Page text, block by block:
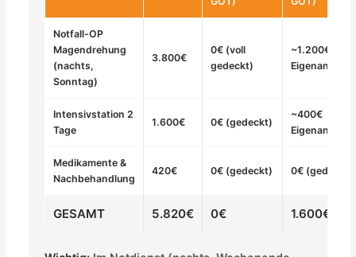
Notfall-OP
Magendrehung
(nachts,
Sonntag)
3.800€
0€ (voll
gedeckt)
~1.200€
Eigenanteil
Intensivstation 2
Tage
1.600€ 0€ (gedeckt)
~400€
Eigenanteil
Medikamente &
Nachbehandlung
420€ 0€ (gedeckt) 0€ (gedeckt)
GESAMT 5.820€ 0€ 1.600€